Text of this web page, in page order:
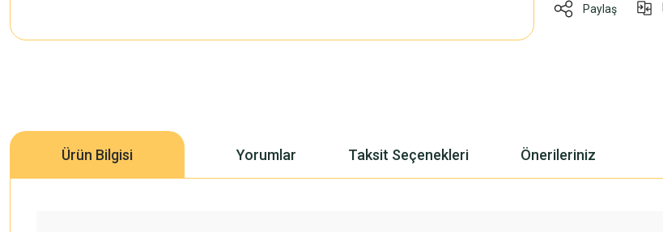
Paylaş
Ürün Bilgisi Yorumlar Taksit Seçenekleri Önerileriniz